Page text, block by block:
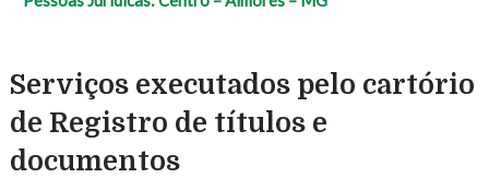
Serviços executados pelo cartório
de Registro de títulos e
documentos